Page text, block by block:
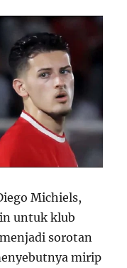
Michiels,
untuk klub
sorotan
mirip